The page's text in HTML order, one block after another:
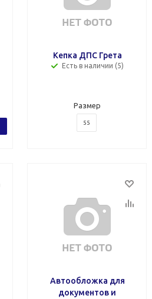
Кепка ДПС Грета
Есть в наличии (5)
Размер
55
Автообложка для
документов и